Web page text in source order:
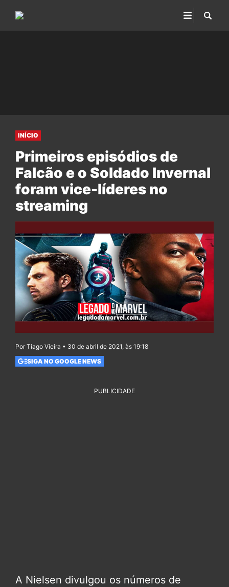
INÍCIO
Primeiros episódios de
Falcão e o Soldado Invernal
foram vice-líderes no
streaming
Por Tiago Vieira • 30 de abril de 2021, às 19:18
SIGA NO GOOGLE NEWS
PUBLICIDADE
A Nielsen divulgou os números de